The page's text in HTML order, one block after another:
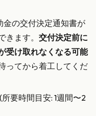
金の交付決定通知書が
ます。 交付決定前に
受け取れなくなる可能
ってから着工してくだ
(所要時間目安: 1週間〜2